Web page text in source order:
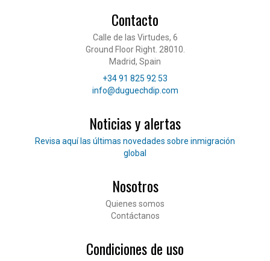
Pié de página
Contacto
Calle de las Virtudes, 6
Ground Floor Right. 28010.
Madrid, Spain
Teléfono
+34 91 825 92 53
Correo electrónico
info@duguechdip.com
Noticias y alertas
Lee nuestras noticias
Revisa aquí las últimas novedades sobre inmigración
global
Nosotros
Quienes somos
Contáctanos
Condiciones de uso